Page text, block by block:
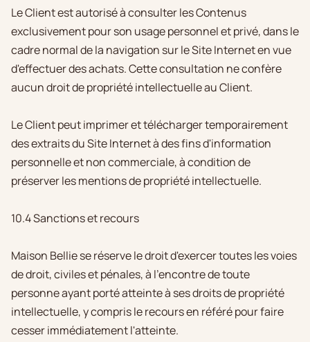
Le Client est autorisé à consulter les Contenus
exclusivement pour son usage personnel et privé, dans le
cadre normal de la navigation sur le Site Internet en vue
d'effectuer des achats. Cette consultation ne confère
aucun droit de propriété intellectuelle au Client.
Le Client peut imprimer et télécharger temporairement
des extraits du Site Internet à des fins d'information
personnelle et non commerciale, à condition de
préserver les mentions de propriété intellectuelle.
10.4 Sanctions et recours
Maison Bellie se réserve le droit d'exercer toutes les voies
de droit, civiles et pénales, à l'encontre de toute
personne ayant porté atteinte à ses droits de propriété
intellectuelle, y compris le recours en référé pour faire
cesser immédiatement l'atteinte.